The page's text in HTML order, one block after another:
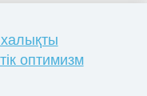
оптимизм